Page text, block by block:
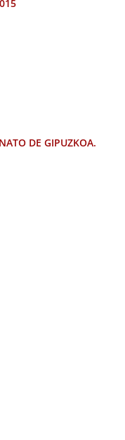
DE GIPUZKOA.